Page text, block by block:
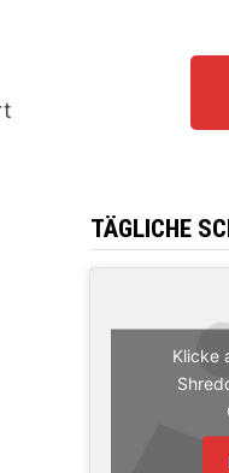
TÄGLICHE
Klicke